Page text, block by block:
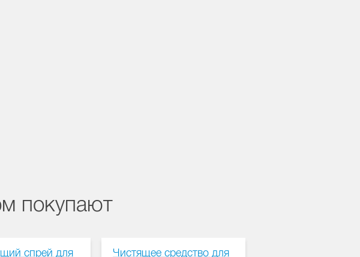
покупают
спрей для
Чистящее средство для